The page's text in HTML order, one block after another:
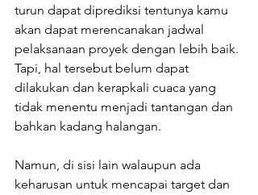
turun dapat diprediksi tentunya kamu
akan dapat merencanakan jadwal
pelaksanaan proyek dengan lebih baik.
Tapi, hal tersebut belum dapat
dilakukan dan kerapkali cuaca yang
tidak menentu menjadi tantangan dan
bahkan kadang halangan.
Namun, di sisi lain walaupun ada
keharusan untuk mencapai target dan